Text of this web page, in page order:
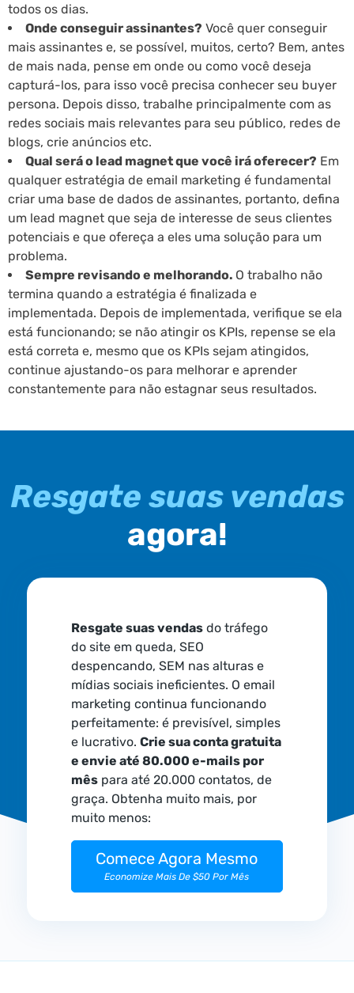
todos os dias.
Onde conseguir assinantes? Você quer conseguir
mais assinantes e, se possível, muitos, certo? Bem, antes
de mais nada, pense em onde ou como você deseja
capturá-los, para isso você precisa conhecer seu buyer
persona. Depois disso, trabalhe principalmente com as
redes sociais mais relevantes para seu público, redes de
blogs, crie anúncios etc.
Qual será o lead magnet que você irá oferecer? Em
qualquer estratégia de email marketing é fundamental
criar uma base de dados de assinantes, portanto, defina
um lead magnet que seja de interesse de seus clientes
potenciais e que ofereça a eles uma solução para um
problema.
Sempre revisando e melhorando. O trabalho não
termina quando a estratégia é finalizada e
implementada. Depois de implementada, verifique se ela
está funcionando; se não atingir os KPIs, repense se ela
está correta e, mesmo que os KPIs sejam atingidos,
continue ajustando-os para melhorar e aprender
constantemente para não estagnar seus resultados.
Resgate suas vendas
agora!
Resgate suas vendasdo tráfego
do site em queda, SEO
despencando, SEM nas alturas e
mídias sociais ineficientes. O email
marketing continua funcionando
perfeitamente: é previsível, simples
e lucrativo. Crie sua conta gratuita
e envie até 80.000 e-mails por
mêspara até 20.000 contatos, de
graça. Obtenha muito mais, por
muito menos:
Comece Agora Mesmo
Economize Mais De $50 Por Mês